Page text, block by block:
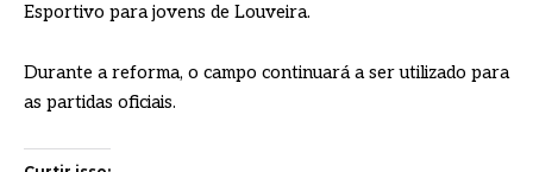
Esportivo para jovens de Louveira.
Durante a reforma, o campo continuará a ser utilizado para
as partidas oficiais.